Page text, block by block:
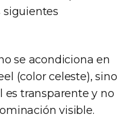
siguientes
se acondiciona en
(color celeste), sino
transparente y no
visible.